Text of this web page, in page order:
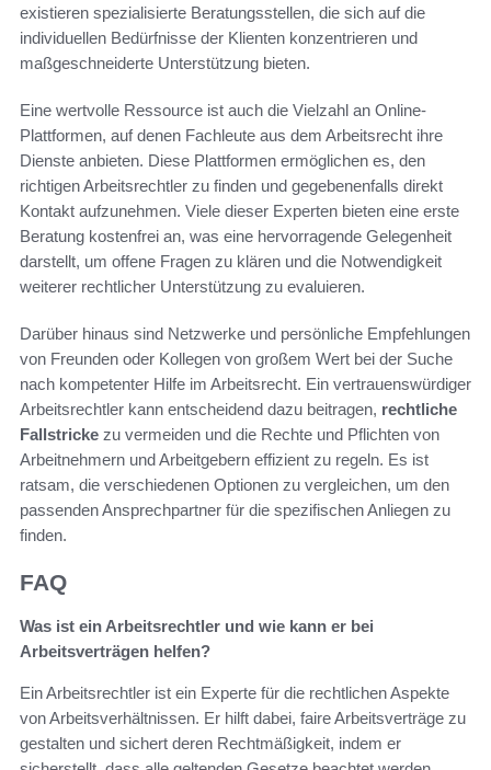
existieren spezialisierte Beratungsstellen, die sich auf die
individuellen Bedürfnisse der Klienten konzentrieren und
maßgeschneiderte Unterstützung bieten.
Eine wertvolle Ressource ist auch die Vielzahl an Online-
Plattformen, auf denen Fachleute aus dem Arbeitsrecht ihre
Dienste anbieten. Diese Plattformen ermöglichen es, den
richtigen Arbeitsrechtler zu finden und gegebenenfalls direkt
Kontakt aufzunehmen. Viele dieser Experten bieten eine erste
Beratung kostenfrei an, was eine hervorragende Gelegenheit
darstellt, um offene Fragen zu klären und die Notwendigkeit
weiterer rechtlicher Unterstützung zu evaluieren.
Darüber hinaus sind Netzwerke und persönliche Empfehlungen
von Freunden oder Kollegen von großem Wert bei der Suche
nach kompetenter Hilfe im Arbeitsrecht. Ein vertrauenswürdiger
Arbeitsrechtler kann entscheidend dazu beitragen, rechtliche
Fallstricke zu vermeiden und die Rechte und Pflichten von
Arbeitnehmern und Arbeitgebern effizient zu regeln. Es ist
ratsam, die verschiedenen Optionen zu vergleichen, um den
passenden Ansprechpartner für die spezifischen Anliegen zu
finden.
FAQ
Was ist ein Arbeitsrechtler und wie kann er bei
Arbeitsverträgen helfen?
Ein Arbeitsrechtler ist ein Experte für die rechtlichen Aspekte
von Arbeitsverhältnissen. Er hilft dabei, faire Arbeitsverträge zu
gestalten und sichert deren Rechtmäßigkeit, indem er